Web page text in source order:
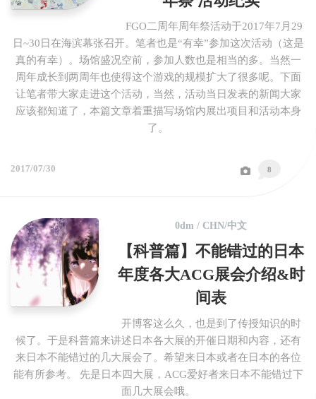
FGO二周年周年祭活动于2017年7月29
日~30日在海滨幕张召开。笔者也是“有幸”参加这次活动（这是
真的有幸）。场馆盛况空前，参加人数也是相当的多。当然一
周年成长到两周年也使得这个游戏的规模扩大了很多呢。下面
让笔者带大家走进这个活动，当然，活动当日发表的新闻大家
应该都知道了，本篇文章着重描写场馆内展出项目和活动本身
了。
8
2017/07/30
0dm / CHN/中文
【科普篇】不能错过的日本
年度各大ACG展会介绍&时
间表
开博客这么久，也是到了传授知识的时
候了。于是科普篇来讲述日本各大展的开催日期和内容，还有
来日本不能错过的几大展会了。希望来日本或者在日本的各位
能有所参考。 先是日本四大展，ACG爱好者来日本不能错过下
面几大展会哦。